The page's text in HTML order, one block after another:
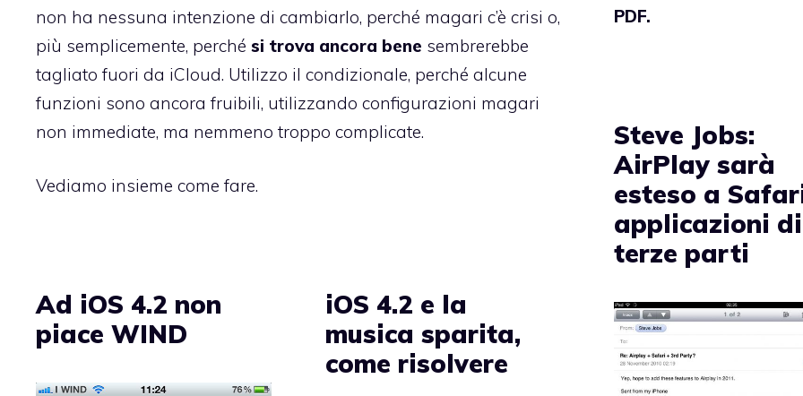
non ha nessuna intenzione di cambiarlo, perché magari c’è crisi o,
più semplicemente, perché si trova ancora bene sembrerebbe
tagliato fuori da iCloud. Utilizzo il condizionale, perché alcune
funzioni sono ancora fruibili, utilizzando configurazioni magari
non immediate, ma nemmeno troppo complicate.
Vediamo insieme come fare.
PDF.
Steve Jobs:
AirPlay sarà
esteso a
applicazioni di
terze parti
Ad iOS 4.2 non
piace WIND
iOS 4.2 e la
musica sparita,
come risolvere